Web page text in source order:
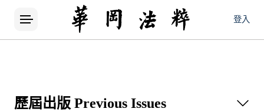
登入
歷屆出版 Previous Issues